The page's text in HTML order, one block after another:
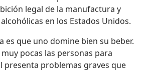
legal de la manufactura y
en los Estados Unidos.
es que uno domine bien su beber.
pocas las personas para
presenta problemas graves que